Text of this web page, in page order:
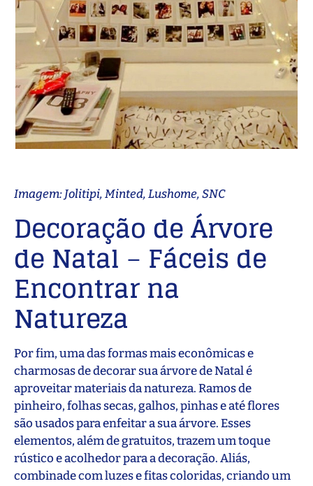
Imagem: Jolitipi, Minted, Lushome, SNC
Decoração de Árvore
de Natal – Fáceis de
Encontrar na
Natureza
Por fim, uma das formas mais econômicas e
charmosas de decorar sua árvore de Natal é
aproveitar materiais da natureza. Ramos de
pinheiro, folhas secas, galhos, pinhas e até flores
são usados para enfeitar a sua árvore. Esses
elementos, além de gratuitos, trazem um toque
rústico e acolhedor para a decoração. Aliás,
combinade com luzes e fitas coloridas, criando um